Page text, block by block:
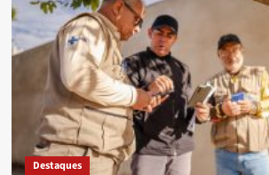
Destaques